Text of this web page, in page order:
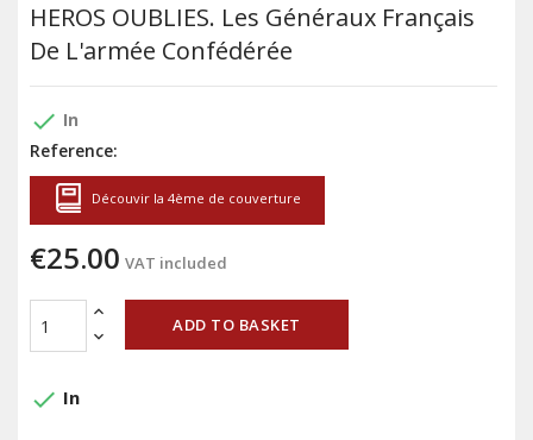
HEROS OUBLIES. Les Généraux Français
De L'armée Confédérée
done In
Reference:
Découvir la 4ème de couverture
€25.00 VAT included
ADD TO BASKET
done In